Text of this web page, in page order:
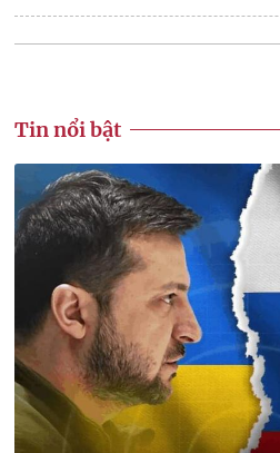
Tin nổi bật